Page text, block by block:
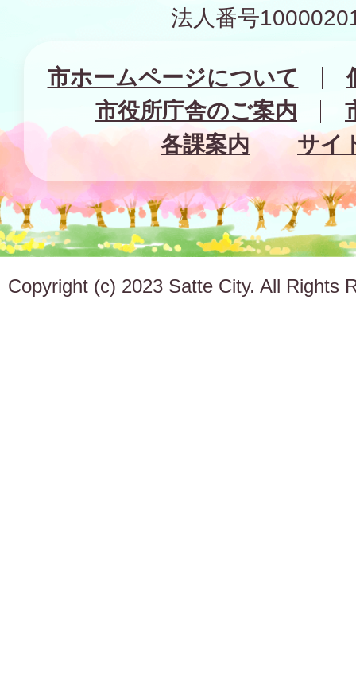
法人番号
市ホームページについて
市役所庁舎のご案内
各課案内
サイ
Copyright (c) 2023 Satte City. All Rights